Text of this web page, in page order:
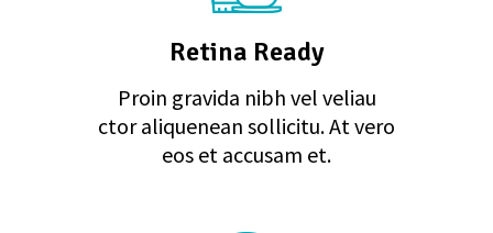
Retina Ready
Proin gravida nibh vel veliau
ctor aliquenean sollicitu. At vero
eos et accusam et.